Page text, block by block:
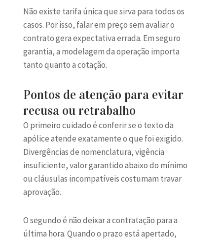
Não existe tarifa única que sirva para todos os
casos. Por isso, falar em preço sem avaliar o
contrato gera expectativa errada. Em seguro
garantia, a modelagem da operação importa
tanto quanto a cotação.
Pontos de atenção para evitar
recusa ou retrabalho
O primeiro cuidado é conferir se o texto da
apólice atende exatamente o que foi exigido.
Divergências de nomenclatura, vigência
insuficiente, valor garantido abaixo do mínimo
ou cláusulas incompatíveis costumam travar
aprovação.
O segundo é não deixar a contratação para a
última hora. Quando o prazo está apertado,